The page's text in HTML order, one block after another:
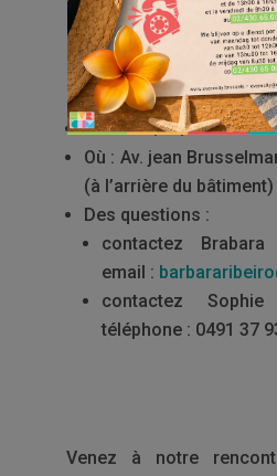
Informations pratiques:
Date : 12/04/2023 de
Où : Av. jean
(à l’arrière du bâtiment)
Des questions :
contactez
email :
contactez
téléphone : 0491 37
Venez à notre